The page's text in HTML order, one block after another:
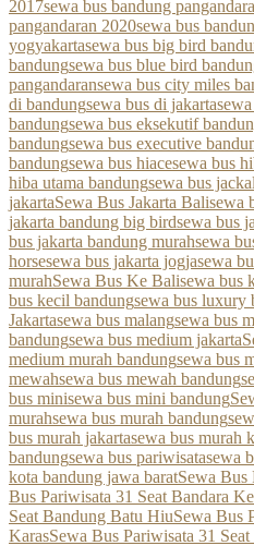
2017sewa bus bandung
pangandaran 2020sewa bus
yogyakartasewa bus big bird
bandungsewa bus blue bird
pangandaransewa bus city miles
di bandungsewa bus di jakarta
bandungsewa bus eksekutif
bandungsewa bus executive
bandungsewa bus hiacesewa bus
hiba utama bandungsewa bus
jakartaSewa Bus Jakarta Balisewa
jakarta bandung big birdsewa bus
bus jakarta bandung murahsewa
horsesewa bus jakarta jogjasewa
murahSewa Bus Ke Balisewa bus
bus kecil bandungsewa bus luxury
Jakartasewa bus malangsewa bus
bandungsewa bus medium jakarta
medium murah bandungsewa bus
mewahsewa bus mewah bandung
bus minisewa bus mini bandung
murahsewa bus murah bandung
bus murah jakartasewa bus murah
bandungsewa bus pariwisatasewa
kota bandung jawa baratSewa Bus
Bus Pariwisata 31 Seat Bandara
Seat Bandung Batu HiuSewa Bus
KarasSewa Bus Pariwisata 31